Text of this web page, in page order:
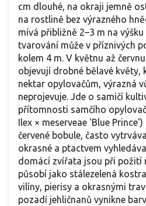
cm dlouhé, na okraji jemně
na rostlině bez výrazného
mívá přibližně 2–3 m na
tvarování může v příznivých
kolem 4 m. V květnu až
objevují drobné bělavé květy,
nektar opylovačům, výrazná
neprojevuje. Jde o samičí
přítomnosti samčího
Ilex × meserveae 'Blue
červené bobule, často
okrasné a ptactvem
domácí zvířata jsou při požití
působí jako stálezelená
vilíny, pierisy a okrasnými
pozadí jehličnanů vynikne